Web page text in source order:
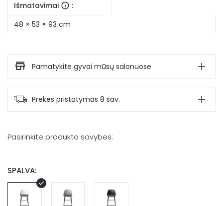
Išmatavimai
:
48 × 53 × 93 cm
Pamatykite gyvai mūsų salonuose
Prekės pristatymas 8 sav.
Pasirinkite produkto savybes:
SPALVA: